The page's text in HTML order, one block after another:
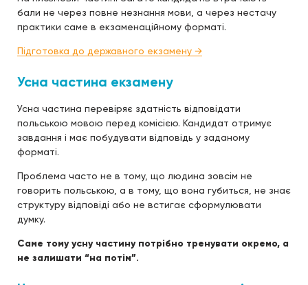
бали не через повне незнання мови, а через нестачу
практики саме в екзаменаційному форматі.
Підготовка до державного екзамену →
Усна частина екзамену
Усна частина перевіряє здатність відповідати
польською мовою перед комісією. Кандидат отримує
завдання і має побудувати відповідь у заданому
форматі.
Проблема часто не в тому, що людина зовсім не
говорить польською, а в тому, що вона губиться, не знає
структуру відповіді або не встигає сформулювати
думку.
Саме тому усну частину потрібно тренувати окремо, а
не залишати “на потім”.